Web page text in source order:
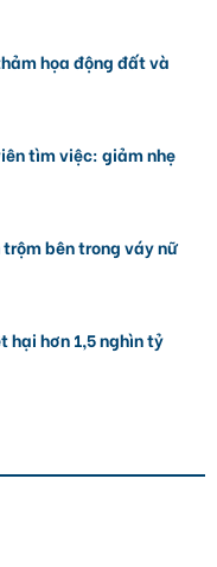
họa động đất và
tìm việc: giảm nhẹ
bên trong váy nữ
hại hơn 1,5 nghìn tỷ